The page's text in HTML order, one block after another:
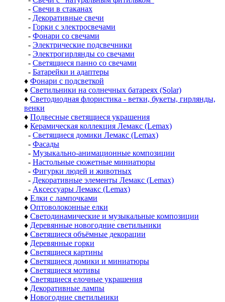
- Свечи в стаканах
- Декоративные свечи
- Горки с электросвечами
- Фонари со свечами
- Электрические подсвечники
- Электрогирлянды со свечами
- Светящиеся панно со свечами
- Батарейки и адаптеры
♦ Фонари с подсветкой
♦ Светильники на солнечных батареях (Solar)
♦ Светодиодная флористика - ветки, букеты, гирлянды,
венки
♦ Подвесные светящиеся украшения
♦ Керамическая коллекция Лемакс (Lemax)
- Светящиеся домики Лемакс (Lemax)
- Фасады
- Музыкально-анимационные композиции
- Настольные сюжетные миниатюры
- Фигурки людей и животных
- Декоративные элементы Лемакс (Lemax)
- Аксессуары Лемакс (Lemax)
♦ Елки с лампочками
♦ Оптоволоконные елки
♦ Светодинамические и музыкальные композиции
♦ Деревянные новогодние светильники
♦ Светящиеся объёмные декорации
♦ Деревянные горки
♦ Светящиеся картины
♦ Светящиеся домики и миниатюры
♦ Светящиеся мотивы
♦ Светящиеся елочные украшения
♦ Декоративные лампы
♦ Новогодние светильники